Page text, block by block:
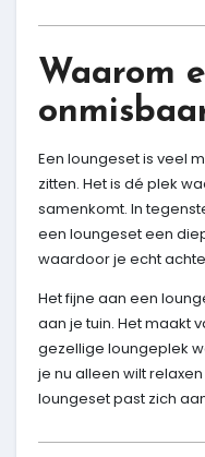
Waarom
Een loungeset is veel
zitten. Het is dé plek
samenkomt. In
een loungeset een
waardoor je echt
Het fijne aan een
aan je tuin. Het maakt
gezellige loungeplek
je nu alleen wilt
loungeset past zich